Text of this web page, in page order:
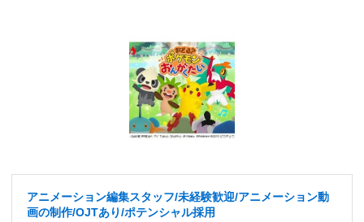
アニメーション編集スタッフ/未経験歓迎/アニメーション動
画の制作/OJTあり/ポテンシャル採用